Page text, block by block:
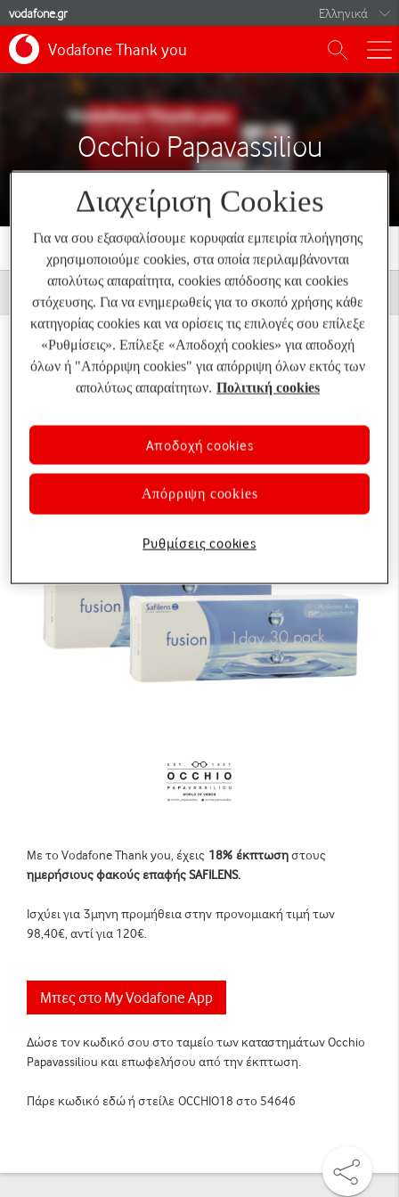
vodafone.gr Ελληνικά
Ελληνικά
English
Vodafone Thank you
Occhio Papavassiliou
Αρχική Προσφορές Αγορές Occhio Papavassiliou
18% έκπτωση σε φακούς επαφής
σταOcchio Papavassiliou
Με το Vodafone Thank you, έχεις 18% έκπτωσηστους
ημερήσιους φακούς επαφής SAFILENS.
Ισχύει για 3μηνη προμήθεια στην προνομιακή τιμή των
98,40€, αντί για 120€.
Μπες στο My Vodafone App
Δώσε τον κωδικό σου στο ταμείο των καταστημάτων Occhio
Papavassiliou και επωφελήσου από την έκπτωση.
Πάρε κωδικό εδώ ή στείλε OCCHIO18 στο 54646
Διαχείριση Cookies
Για να σου εξασφαλίσουμε κορυφαία εμπειρία πλοήγησης
χρησιμοποιούμε cookies, στα οποία περιλαμβάνονται
απολύτως απαραίτητα, cookies απόδοσης και cookies
στόχευσης. Για να ενημερωθείς για το σκοπό χρήσης κάθε
κατηγορίας cookies και να ορίσεις τις επιλογές σου επίλεξε
«Ρυθμίσεις». Επίλεξε «Αποδοχή cookies» για αποδοχή
όλων ή "Απόρριψη cookies" για απόρριψη όλων εκτός των
απολύτως απαραίτητων. Πολιτική cookies
Απόρριψη cookies
Αποδοχή cookies
Ρυθμίσεις cookies